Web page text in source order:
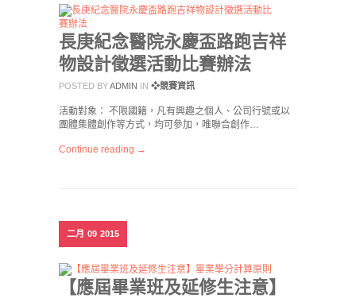
長庚紀念醫院永慶盃路跑吉祥
物設計徵選活動比賽辦法
POSTED BYADMIN IN ❖競賽資訊
活動對象： 不限國籍，凡有興趣之個人、公司行號或以
團體集體創作等方式，均可參加，唯聯合創作…
Continue reading →
二月 09 2015
【應屆畢業班及延修生注意】